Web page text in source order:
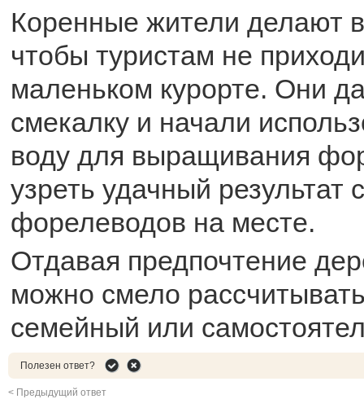
Коренные жители делают
чтобы туристам не
маленьком курорте. Они
смекалку и начали
воду для выращивания
узреть удачный результат
форелеводов на месте.
Отдавая предпочтение
можно смело
семейный или
Полезен ответ?
< Предыдущий ответ